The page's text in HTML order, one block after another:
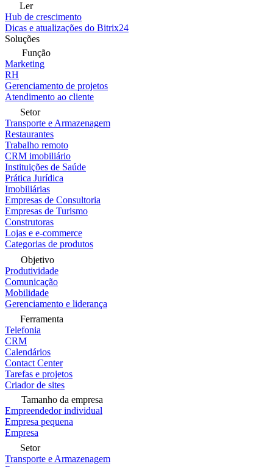
Ler
Hub de crescimento
Dicas e atualizações do Bitrix24
Soluções
Função
Marketing
RH
Gerenciamento de projetos
Atendimento ao cliente
Setor
Transporte e Armazenagem
Restaurantes
Trabalho remoto
CRM imobiliário
Instituições de Saúde
Prática Jurídica
Imobiliárias
Empresas de Consultoria
Empresas de Turismo
Construtoras
Lojas e e-commerce
Categorias de produtos
Objetivo
Produtividade
Comunicação
Mobilidade
Gerenciamento e liderança
Ferramenta
Telefonia
CRM
Calendários
Contact Center
Tarefas e projetos
Criador de sites
Tamanho da empresa
Empreendedor individual
Empresa pequena
Empresa
Setor
Transporte e Armazenagem